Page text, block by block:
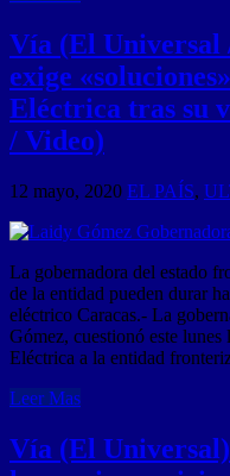
Vía (El Universal
exige
Eléctrica tras su
/ Video)
12 mayo, 2020 EL PAÍS,
La gobernadora del estado
de la entidad pueden durar
eléctrico Caracas.- La
Gómez, cuestionó este
Eléctrica a la entidad
Leer Mas
Vía (El